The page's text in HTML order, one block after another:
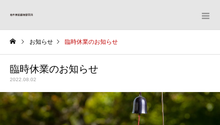
お知らせ 臨時休業のお知らせ
臨時休業のお知らせ
2022.08.02